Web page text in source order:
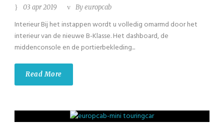
03 apr 2019 Byeuropcab
Interieur Bij het instappen wordt u volledig omarmd door het
interieur van de nieuwe B-Klasse. Het dashboard, de
middenconsole en de portierbekleding...
Read More